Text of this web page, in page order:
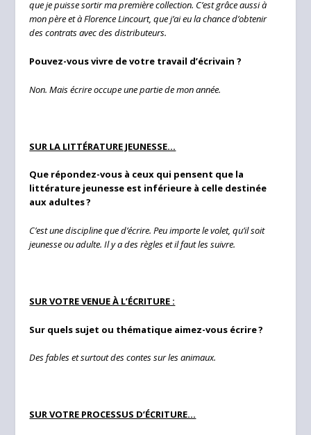
que je puisse sortir ma première collection. C’est grâce aussi à
mon père et à Florence Lincourt, que j’ai eu la chance d’obtenir
des contrats avec des distributeurs.
Pouvez-vous vivre de votre travail d’écrivain ?
Non. Mais écrire occupe une partie de mon année.
SUR LA LITTÉRATURE JEUNESSE…
Que répondez-vous à ceux qui pensent que la
littérature jeunesse est inférieure à celle destinée
aux adultes ?
C’est une discipline que d’écrire. Peu importe le volet, qu’il soit
jeunesse ou adulte. Il y a des règles et il faut les suivre.
SUR VOTRE VENUE À L’ÉCRITURE :
Sur quels sujet ou thématique aimez-vous écrire ?
Des fables et surtout des contes sur les animaux.
SUR VOTRE PROCESSUS D’ÉCRITURE…